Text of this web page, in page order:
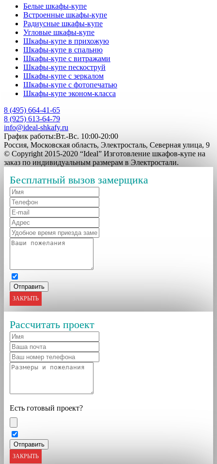
Белые шкафы-купе
Встроенные шкафы-купе
Радиусные шкафы-купе
Угловые шкафы-купе
Шкафы-купе в прихожую
Шкафы-купе в спальню
Шкафы-купе с витражами
Шкафы-купе пескоструй
Шкафы-купе с зеркалом
Шкафы-купе с фотопечатью
Шкафы-купе эконом-класса
8 (495) 664-41-65
8 (925) 613-64-79
info@ideal-shkafy.ru
График работы:Вт.-Вс. 10:00-20:00
Россия, Московская область, Электросталь, Северная улица, 9
© Copyright 2015-2020 “Ideal” Изготовление шкафов-купе на
заказ по индивидуальным размерам в Электростали.
Бесплатный вызов замерщика
ЗАКРЫТЬ
Рассчитать проект
Есть готовый проект?
ЗАКРЫТЬ